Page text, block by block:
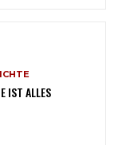
IST ALLES